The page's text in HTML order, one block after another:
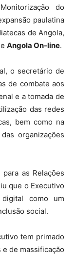
do
paulatina
de Angola,
e Angola On-line.
o secretário de
de combate aos
e a tomada de
das redes
bem como na
organizações
as Relações
que o Executivo
digital como um
social.
tem primado
de massificação